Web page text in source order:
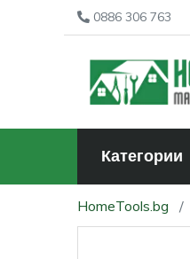
0886 306 763
Категории
HomeTools.bg